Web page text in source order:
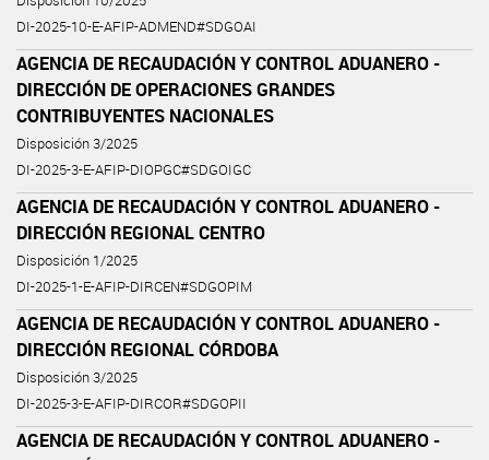
DI-2025-10-E-AFIP-ADMEND#SDGOAI
AGENCIA DE RECAUDACIÓN Y CONTROL ADUANERO -
DIRECCIÓN DE OPERACIONES GRANDES
CONTRIBUYENTES NACIONALES
Disposición 3/2025
DI-2025-3-E-AFIP-DIOPGC#SDGOIGC
AGENCIA DE RECAUDACIÓN Y CONTROL ADUANERO -
DIRECCIÓN REGIONAL CENTRO
Disposición 1/2025
DI-2025-1-E-AFIP-DIRCEN#SDGOPIM
AGENCIA DE RECAUDACIÓN Y CONTROL ADUANERO -
DIRECCIÓN REGIONAL CÓRDOBA
Disposición 3/2025
DI-2025-3-E-AFIP-DIRCOR#SDGOPII
AGENCIA DE RECAUDACIÓN Y CONTROL ADUANERO -